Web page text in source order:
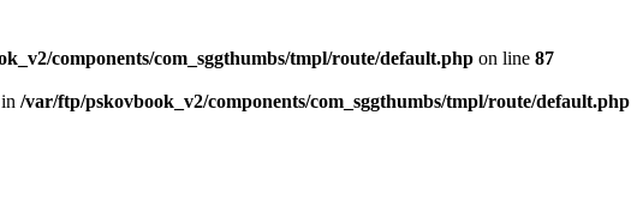
components/com_sggthumbs/tmpl/route/default.php on line 87
/var/ftp/pskovbook_v2/components/com_sggthumbs/tmpl/route/default.php